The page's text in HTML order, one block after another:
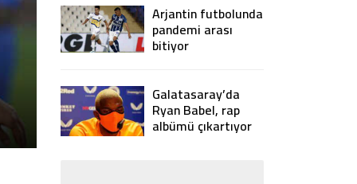
Galatasaray’da Fatih Terim’in
Arjantin futbolunda
pandemi arası
bitiyor
Galatasaray’da
Ryan Babel, rap
albümü çıkartıyor